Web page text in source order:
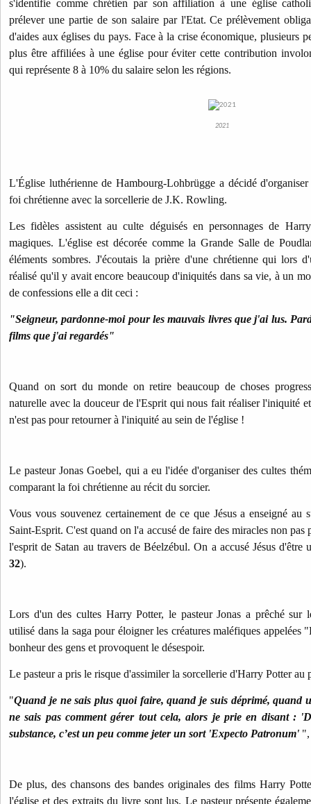
s'identifie comme chrétien par son affiliation à une église
prélever une partie de son salaire par l'Etat. Ce prélèvement
d'aides aux églises du pays. Face à la crise économique, plusieurs
plus être affiliées à une église pour éviter cette contribution
qui représente 8 à 10% du salaire selon les régions.
2021
L'Église luthérienne de Hambourg-Lohbrügge a décidé
foi chrétienne avec la sorcellerie de J.K. Rowling.
Les fidèles assistent au culte déguisés en personnages de
magiques. L'église est décorée comme la Grande Salle de
éléments sombres. J'écoutais la prière d'une chrétienne qui lors
réalisé qu'il y avait encore beaucoup d'iniquités dans sa vie, à un
de confessions elle a dit ceci :
"Seigneur, pardonne-moi pour les mauvais livres que j'ai lus.
films que j'ai regardés"
Quand on sort du monde on retire beaucoup de choses
naturelle avec la douceur de l'Esprit qui nous fait réaliser l'iniquité
n'est pas pour retourner à l'iniquité au sein de l'église !
Le pasteur Jonas Goebel, qui a eu l'idée d'organiser des cultes
comparant la foi chrétienne au récit du sorcier.
Vous vous souvenez certainement de ce que Jésus a enseigné au
Saint-Esprit. C'est quand on l'a accusé de faire des miracles non
l'esprit de Satan au travers de Béelzébul. On a accusé Jésus d'être
32).
Lors d'un des cultes Harry Potter, le pasteur Jonas a prêché sur
utilisé dans la saga pour éloigner les créatures maléfiques appelées
bonheur des gens et provoquent le désespoir.
Le pasteur a pris le risque d'assimiler la sorcellerie d'Harry Potter au
"Quand je ne sais plus quoi faire, quand je suis déprimé, quand
ne sais pas comment gérer tout cela, alors je prie en disant :
substance, c’est un peu comme jeter un sort 'Expecto Patronum' ",
De plus, des chansons des bandes originales des films Harry
l'église et des extraits du livre sont lus. Le pasteur présente